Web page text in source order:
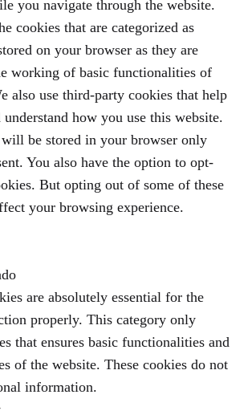
you navigate through the website.
cookies that are categorized as
on your browser as they are
working of basic functionalities of
also use third-party cookies that help
understand how you use this website.
will be stored in your browser only
You also have the option to opt-
But opting out of some of these
your browsing experience.
are absolutely essential for the
properly. This category only
that ensures basic functionalities and
of the website. These cookies do not
information.